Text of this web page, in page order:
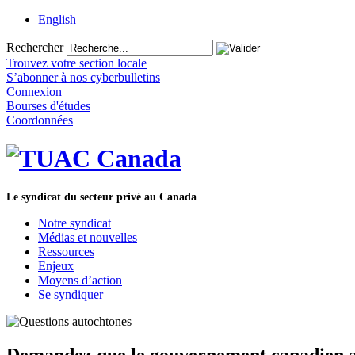
English
Rechercher
Trouvez votre section locale
S’abonner à nos cyberbulletins
Connexion
Bourses d'études
Coordonnées
Le syndicat du secteur privé au Canada
Notre syndicat
Médias et nouvelles
Ressources
Enjeux
Moyens d’action
Se syndiquer